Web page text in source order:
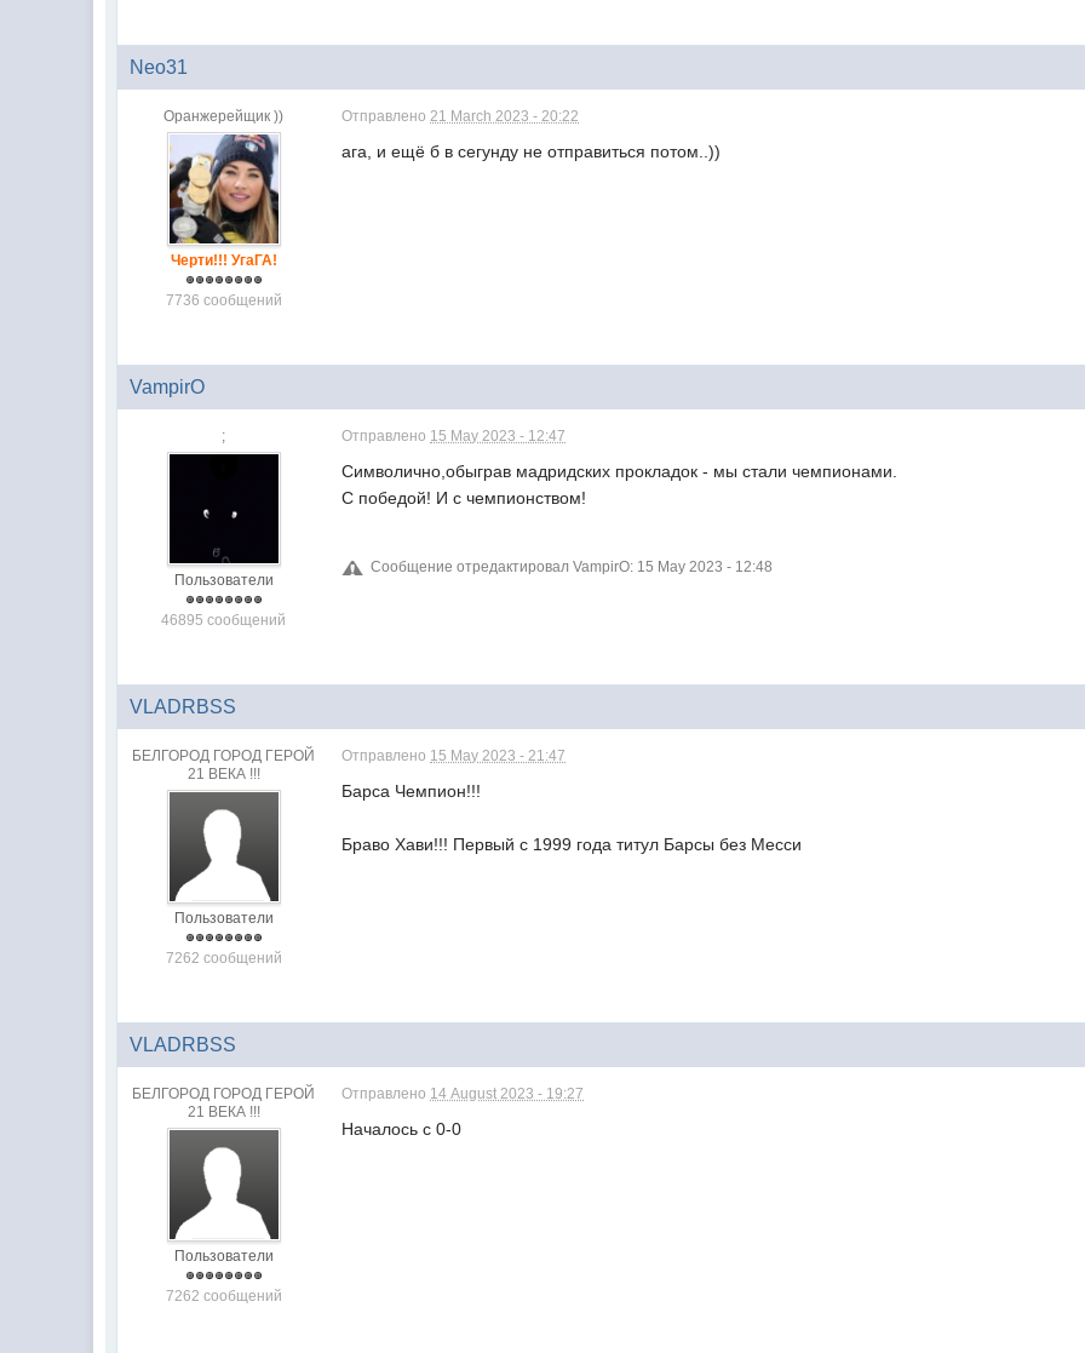
Neo31
Оранжерейщик ))
Черти!!! УгаГА!
7736 сообщений
Отправлено21 March 2023 - 20:22
ага, и ещё б в сегунду не отправиться потом..))
VampirO
;
Пользователи
46895 сообщений
Отправлено 15 May 2023 - 12:47
Символично,обыграв мадридских прокладок - мы стали чемпионами.
С победой! И с чемпионством!
Сообщение отредактировал VampirO: 15 May 2023 - 12:48
VLADRBSS
БЕЛГОРОД ГОРОД ГЕРОЙ
21 ВЕКА !!!
Пользователи
7262 сообщений
Отправлено 15 May 2023 - 21:47
Барса Чемпион!!!
Браво Хави!!! Первый с 1999 года титул Барсы без Месси
VLADRBSS
БЕЛГОРОД ГОРОД ГЕРОЙ
21 ВЕКА !!!
Пользователи
7262 сообщений
Отправлено 14 August 2023 - 19:27
Началось с 0-0